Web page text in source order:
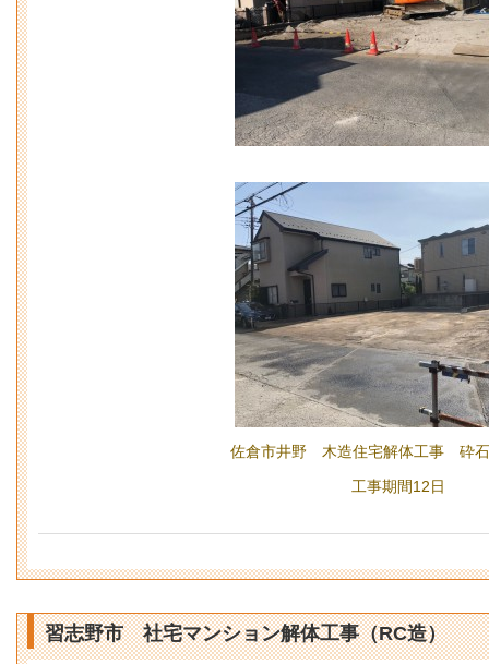
佐倉市井野 木造住宅解体工事 砕
工事期間12日
習志野市 社宅マンション解体工事（RC造）